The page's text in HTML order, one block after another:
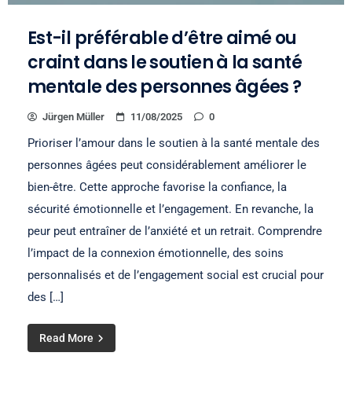
Est-il préférable d’être aimé ou
craint dans le soutien à la santé
mentale des personnes âgées ?
Jürgen Müller 11/08/2025 0
Prioriser l’amour dans le soutien à la santé mentale des
personnes âgées peut considérablement améliorer le
bien-être. Cette approche favorise la confiance, la
sécurité émotionnelle et l’engagement. En revanche, la
peur peut entraîner de l’anxiété et un retrait. Comprendre
l’impact de la connexion émotionnelle, des soins
personnalisés et de l’engagement social est crucial pour
des […]
Read More